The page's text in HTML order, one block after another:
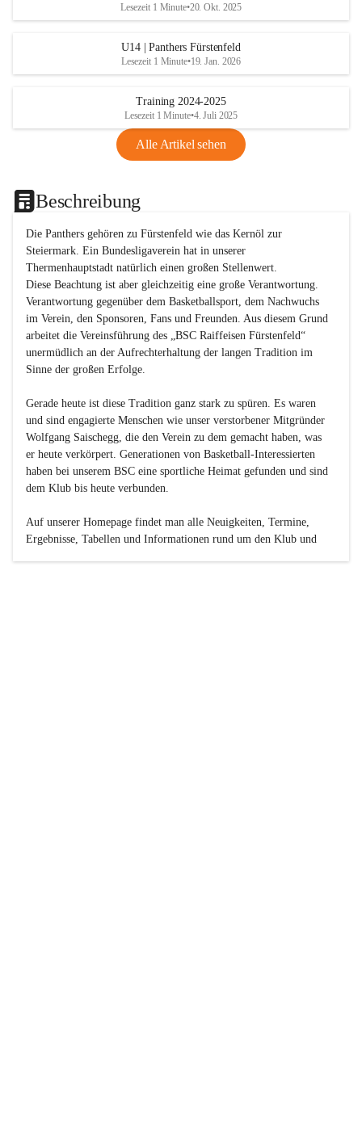
Lesezeit 1 Minute•20. Okt. 2025
U14 | Panthers Fürstenfeld
Lesezeit 1 Minute•19. Jan. 2026
Training 2024-2025
Lesezeit 1 Minute•4. Juli 2025
Alle Artikel sehen
Beschreibung
Die Panthers gehören zu Fürstenfeld wie das Kernöl zur
Steiermark. Ein Bundesligaverein hat in unserer
Thermenhauptstadt natürlich einen großen Stellenwert.
Diese Beachtung ist aber gleichzeitig eine große Verantwortung.
Verantwortung gegenüber dem Basketballsport, dem Nachwuchs
im Verein, den Sponsoren, Fans und Freunden. Aus diesem Grund
arbeitet die Vereinsführung des „BSC Raiffeisen Fürstenfeld“
unermüdlich an der Aufrechterhaltung der langen Tradition im
Sinne der großen Erfolge.
Gerade heute ist diese Tradition ganz stark zu spüren. Es waren
und sind engagierte Menschen wie unser verstorbener Mitgründer
Wolfgang Saischegg, die den Verein zu dem gemacht haben, was
er heute verkörpert. Generationen von Basketball-Interessierten
haben bei unserem BSC eine sportliche Heimat gefunden und sind
dem Klub bis heute verbunden.
Auf unserer Homepage findet man alle Neuigkeiten, Termine,
Ergebnisse, Tabellen und Informationen rund um den Klub und